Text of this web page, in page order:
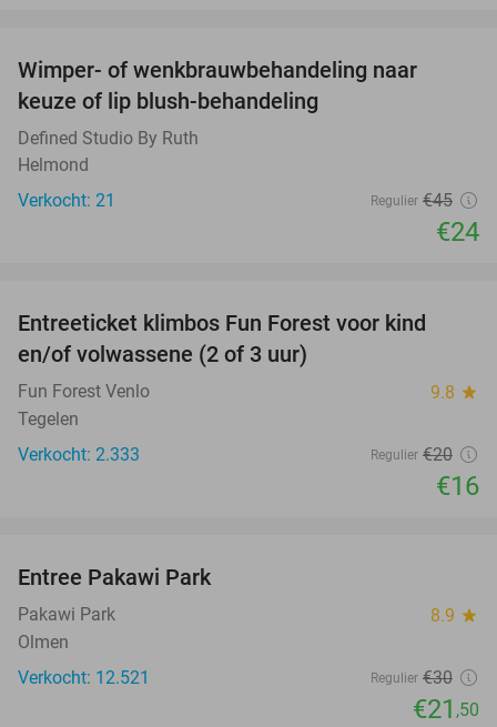
Wimper- of wenkbrauwbehandeling naar
keuze of lip blush-behandeling
Defined Studio By Ruth
Helmond
Verkocht: 21
Regulier €45
€24
Entreeticket klimbos Fun Forest voor kind
en/of volwassene (2 of 3 uur)
Fun Forest Venlo 9.8 star
Tegelen
Verkocht: 2.333
Regulier €20
€16
Entree Pakawi Park
Pakawi Park 8.9 star
Olmen
Verkocht: 12.521
Regulier €30
€21 ,50